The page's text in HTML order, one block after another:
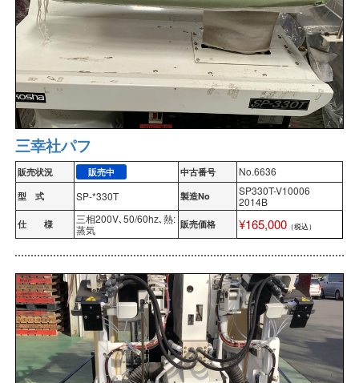
三幸社パフ
販売状況 販売中 中古番号 No.6636
型 式 SP-*330T 製造No
SP330T-V10006
2014B
仕 様
三相200V､50/60hz､熱:
蒸気
販売価格 ¥165,000 （税込）